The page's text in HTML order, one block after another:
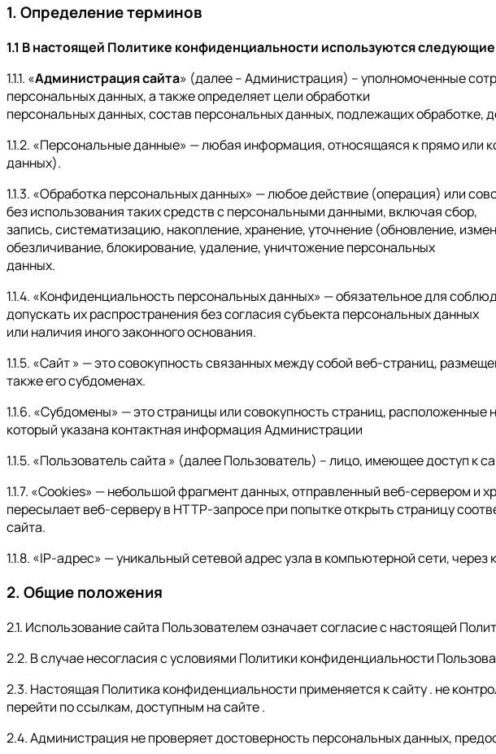
1. Определение терминов
1.1 В настоящей Политике конфиденциальности используются
1.1.1. «Администрация сайта» (далее – Администрация) – уполномоченные
персональных данных, а также определяет цели обработки
персональных данных, состав персональных данных, подлежащих
1.1.2. «Персональные данные» — любая информация, относящаяся к прямо
данных).
1.1.3. «Обработка персональных данных» — любое действие (операция) или
без использования таких средств с персональными данными, включая сбор,
запись, систематизацию, накопление, хранение, уточнение (обновление,
обезличивание, блокирование, удаление, уничтожение персональных
данных.
1.1.4. «Конфиденциальность персональных данных» — обязательное для
допускать их распространения без согласия субъекта персональных данных
или наличия иного законного основания.
1.1.5. «Сайт » — это совокупность связанных между собой веб-страниц,
также его субдоменах.
1.1.6. «Субдомены» — это страницы или совокупность страниц,
который указана контактная информация Администрации
1.1.5. «Пользователь сайта » (далее Пользователь) – лицо, имеющее доступ
1.1.7. «Cookies» — небольшой фрагмент данных, отправленный веб-сервером
пересылает веб-серверу в HTTP-запросе при попытке открыть страницу
сайта.
1.1.8. «IP-адрес» — уникальный сетевой адрес узла в компьютерной сети,
2. Общие положения
2.1. Использование сайта Пользователем означает согласие с настоящей
2.2. В случае несогласия с условиями Политики конфиденциальности
2.3. Настоящая Политика конфиденциальности применяется к сайту . не
перейти по ссылкам, доступным на сайте .
2.4. Администрация не проверяет достоверность персональных данных,